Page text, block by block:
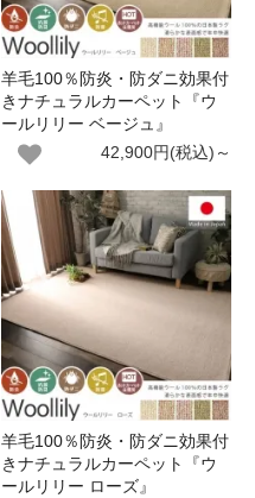
羊毛100％防炎・防ダニ効果付
きナチュラルカーペット『ウ
ールリリー ベージュ』
42,900円(税込)～
羊毛100％防炎・防ダニ効果付
きナチュラルカーペット『ウ
ールリリー ローズ』